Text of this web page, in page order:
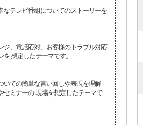
なテレビ番組についてのストーリーを
ジ、電話応対、お客様のトラブル対応
想定したテーマです。
いての簡単な言い回しや表現を理解
セミナーの 現場を想定したテーマで